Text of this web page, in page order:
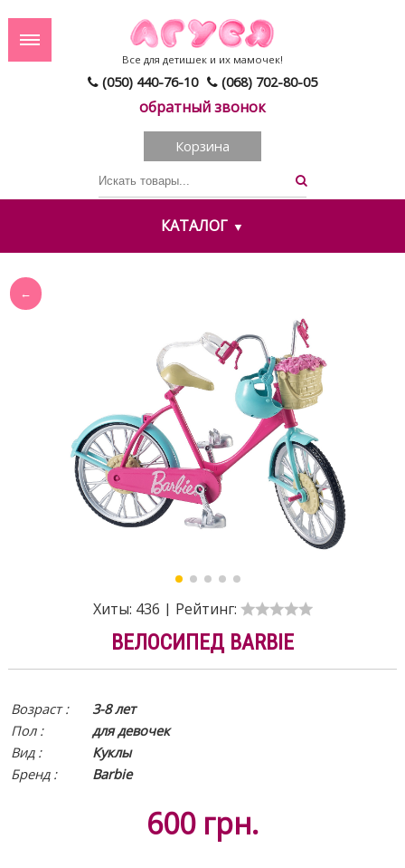
(050) 440-76-10 (068) 702-80-05
обратный звонок
Все для детишек и их мамочек!
Корзина
КАТАЛОГ
Хиты: 436 | Рейтинг:
ВЕЛОСИПЕД BARBIE
Возраст :
3-8 лет
Пол :
для девочек
Вид :
Куклы
Бренд :
Barbie
600 грн.